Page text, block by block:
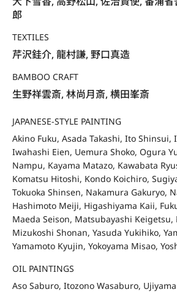
郎
TEXTILES
芹沢銈介, 龍村謙, 野口真造
BAMBOO CRAFT
生野祥雲斎, 林尚月斎, 横田峯斎
JAPANESE-STYLE PAINTING
Akino Fuku, Asada Takashi, Ito Shinsui,
Iwahashi Eien, Uemura Shoko, Ogura
Nampu, Kayama Matazo, Kawabata
Komatsu Hitoshi, Kondo Koichiro,
Tokuoka Shinsen, Nakamura Gakuryo,
Hashimoto Meiji, Higashiyama Kaii,
Maeda Seison, Matsubayashi
Mizukoshi Shonan, Yasuda Yukihiko,
Yamamoto Kyujin, Yokoyama Misao,
OIL PAINTINGS
Aso Saburo, Itozono Wasaburo,